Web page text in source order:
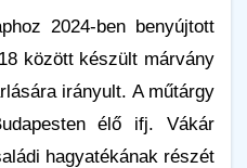
2024-ben benyújtott
között készült márvány
irányult. A műtárgy
élő ifj. Vákár
hagyatékának részét